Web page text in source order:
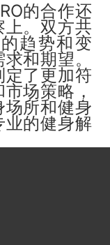
的合作还
。双方共
趋势和变
和期望。
了更加符
场策略，
场所和健身
业的健身解